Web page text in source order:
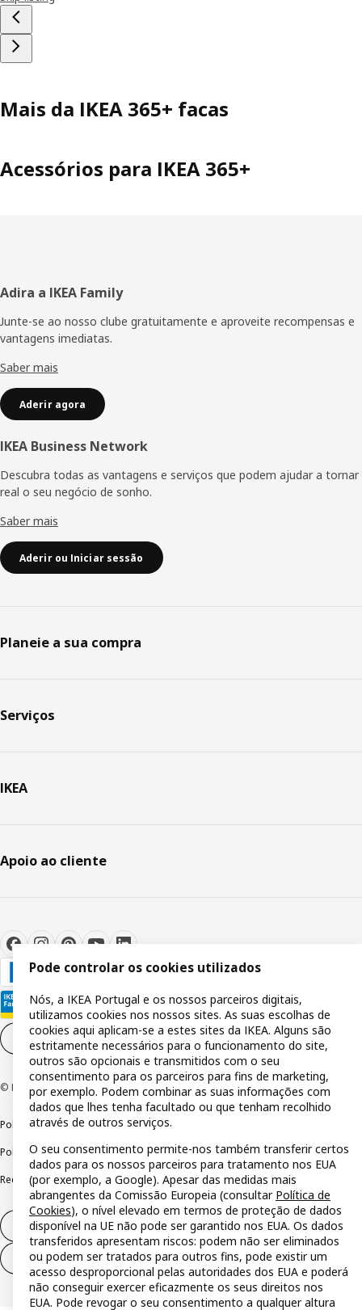
Mais da IKEA 365+ facas
Acessórios para IKEA 365+
Rodapé
Adira a IKEA Family
Junte-se ao nosso clube gratuitamente e aproveite recompensas e
vantagens imediatas.
Saber mais
Aderir agora
IKEA Business Network
Descubra todas as vantagens e serviços que podem ajudar a tornar
real o seu negócio de sonho.
Saber mais
Aderir ou Iniciar sessão
Planeie a sua compra
Serviços
IKEA
Apoio ao cliente
Definições de cookies PT
© Inter IKEA Systems B.V 1999-2026
Política de privacidadePolítica de cookies
Política de divulgação responsávelLivro de reclamações
Reclamações e resolução de litígios
Direito de livre resolução
Direito de livre resolução (serviços)
Pode controlar os cookies utilizados
Nós, a IKEA Portugal e os nossos parceiros digitais,
utilizamos cookies nos nossos sites. As suas escolhas de
cookies aqui aplicam-se a estes sites da IKEA. Alguns são
estritamente necessários para o funcionamento do site,
outros são opcionais e transmitidos com o seu
consentimento para os parceiros para fins de marketing,
por exemplo. Podem combinar as suas informações com
dados que lhes tenha facultado ou que tenham recolhido
através de outros serviços.
O seu consentimento permite-nos também transferir certos
dados para os nossos parceiros para tratamento nos EUA
(por exemplo, a Google). Apesar das medidas mais
abrangentes da Comissão Europeia (consultar Política de
Cookies), o nível elevado em termos de proteção de dados
disponível na UE não pode ser garantido nos EUA. Os dados
transferidos apresentam riscos: podem não ser eliminados
ou podem ser tratados para outros fins, pode existir um
acesso desproporcional pelas autoridades dos EUA e poderá
não conseguir exercer eficazmente os seus direitos nos
EUA. Pode revogar o seu consentimento a qualquer altura